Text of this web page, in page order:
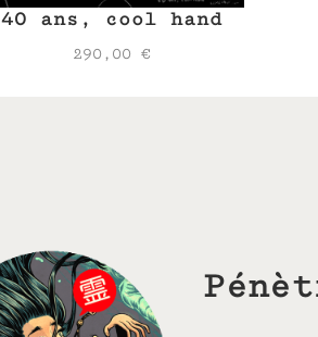
40 ans, cool hand
290,00€